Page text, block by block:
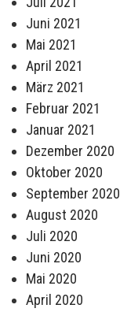
Juni 2021
Mai 2021
April 2021
März 2021
Februar 2021
Januar 2021
Dezember 2020
Oktober 2020
September 2020
August 2020
Juli 2020
Juni 2020
Mai 2020
April 2020